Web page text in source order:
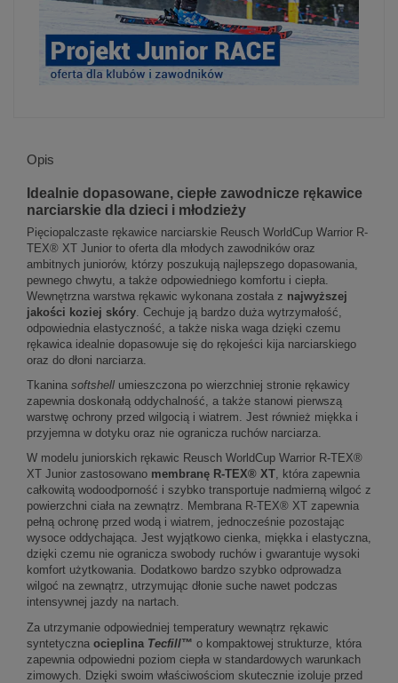
Opis
Idealnie dopasowane, ciepłe zawodnicze rękawice
narciarskie dla dzieci i młodzieży
Pięciopalczaste rękawice narciarskie Reusch WorldCup Warrior R-
TEX® XT Junior to oferta dla młodych zawodników oraz
ambitnych juniorów, którzy poszukują najlepszego dopasowania,
pewnego chwytu, a także odpowiedniego komfortu i ciepła.
Wewnętrzna warstwa rękawic wykonana została z najwyższej
jakości koziej skóry . Cechuje ją bardzo duża wytrzymałość,
odpowiednia elastyczność, a także niska waga dzięki czemu
rękawica idealnie dopasowuje się do rękojeści kija narciarskiego
oraz do dłoni narciarza.
Tkanina softshell umieszczona po wierzchniej stronie rękawicy
zapewnia doskonałą oddychalność, a także stanowi pierwszą
warstwę ochrony przed wilgocią i wiatrem. Jest również miękka i
przyjemna w dotyku oraz nie ogranicza ruchów narciarza.
W modelu juniorskich rękawic Reusch WorldCup Warrior R-TEX®
XT Junior zastosowano membranę R-TEX® XT, która zapewnia
całkowitą wodoodporność i szybko transportuje nadmierną wilgoć z
powierzchni ciała na zewnątrz. Membrana R-TEX® XT zapewnia
pełną ochronę przed wodą i wiatrem, jednocześnie pozostając
wysoce oddychająca. Jest wyjątkowo cienka, miękka i elastyczna,
dzięki czemu nie ogranicza swobody ruchów i gwarantuje wysoki
komfort użytkowania. Dodatkowo bardzo szybko odprowadza
wilgoć na zewnątrz, utrzymując dłonie suche nawet podczas
intensywnej jazdy na nartach.
Za utrzymanie odpowiedniej temperatury wewnątrz rękawic
syntetyczna ocieplina Tecfill™ o kompaktowej strukturze, która
zapewnia odpowiedni poziom ciepła w standardowych warunkach
zimowych. Dzięki swoim właściwościom skutecznie izoluje przed